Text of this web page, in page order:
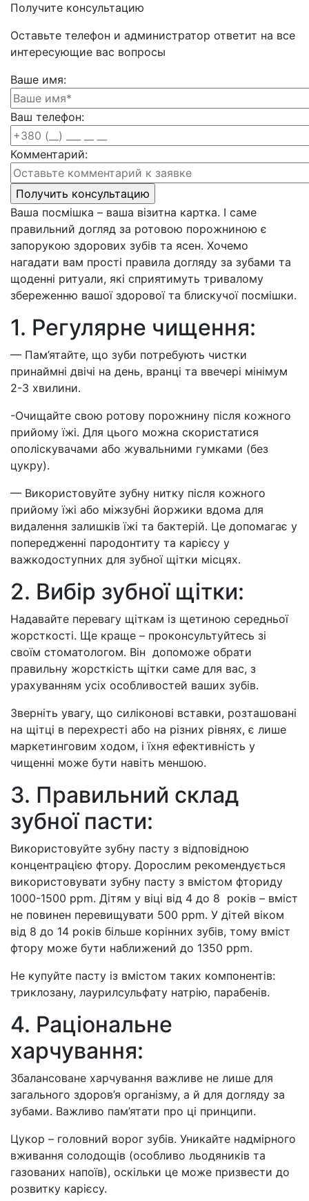
Получите консультацию
Оставьте телефон и администратор ответит на все
интересующие вас вопросы
Ваше имя:
Ваш телефон:
Комментарий:
Ваша посмішка – ваша візитна картка. І саме
правильний догляд за ротовою порожниною є
запорукою здорових зубів та ясен. Хочемо
нагадати вам прості правила догляду за зубами та
щоденні ритуали, які сприятимуть тривалому
збереженню вашої здорової та блискучої посмішки.
1. Регулярне чищення:
— Пам’ятайте, що зуби потребують чистки
принаймні двічі на день, вранці та ввечері мінімум
2-3 хвилини.
-Очищайте свою ротову порожнину після кожного
прийому їжі. Для цього можна скористатися
ополіскувачами або жувальними гумками (без
цукру).
— Використовуйте зубну нитку після кожного
прийому їжі або міжзубні йоржики вдома для
видалення залишків їжі та бактерій. Це допомагає у
попередженні пародонтиту та карієсу у
важкодоступних для зубної щітки місцях.
2. Вибір зубної щітки:
Надавайте перевагу щіткам із щетиною середньої
жорсткості. Ще краще – проконсультуйтесь зі
своїм стоматологом. Він допоможе обрати
правильну жорсткість щітки саме для вас, з
урахуванням усіх особливостей ваших зубів.
Зверніть увагу, що силіконові вставки, розташовані
на щітці в перехресті або на різних рівнях, є лише
маркетинговим ходом, і їхня ефективність у
чищенні може бути навіть меншою.
3. Правильний склад
зубної пасти:
Використовуйте зубну пасту з відповідною
концентрацією фтору. Дорослим рекомендується
використовувати зубну пасту з вмістом фториду
1000-1500 ppm. Дітям у віці від 4 до 8 років – вміст
не повинен перевищувати 500 ppm. У дітей віком
від 8 до 14 років більше корінних зубів, тому вміст
фтору може бути наближений до 1350 ppm.
Не купуйте пасту із вмістом таких компонентів:
триклозану, лаурилсульфату натрію, парабенів.
4. Раціональне
харчування:
Збалансоване харчування важливе не лише для
загального здоров’я організму, а й для догляду за
зубами. Важливо пам’ятати про ці принципи.
Цукор – головний ворог зубів. Уникайте надмірного
вживання солодощів (особливо льодяників та
газованих напоїв), оскільки це може призвести до
розвитку карієсу.